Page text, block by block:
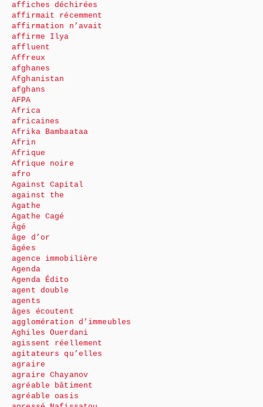
affiches déchirées
affirmait récemment
affirmation n’avait
affirme Ilya
affluent
Affreux
afghanes
Afghanistan
afghans
AFPA
Africa
africaines
Afrika Bambaataa
Afrin
Afrique
Afrique noire
afro
Against Capital
against the
Agathe
Agathe Cagé
Âgé
âge d’or
âgées
agence immobilière
Agenda
Agenda Édito
agent double
agents
âges écoutent
agglomération d’immeubles
Aghiles Ouerdani
agissent réellement
agitateurs qu’elles
agraire
agraire Chayanov
agréable bâtiment
agréable oasis